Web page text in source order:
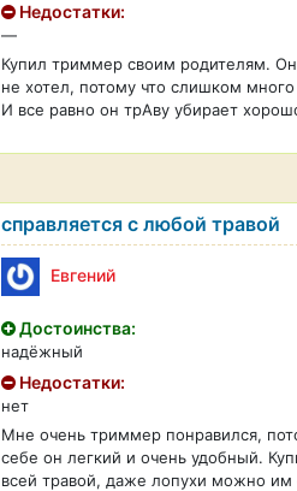
Недостатки:
—
Купил триммер своим родителям.
не хотел, потому что слишком
И все равно он трАву убирает
справляется с любой травой
Евгений
Достоинства:
надёжный
Недостатки:
нет
Мне очень триммер понравился,
себе он легкий и очень удобный.
всей травой, даже лопухи можно им